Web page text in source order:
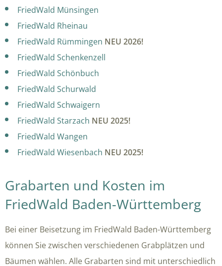
FriedWald Münsingen
FriedWald Rheinau
FriedWald Rümmingen NEU 2026!
FriedWald Schenkenzell
FriedWald Schönbuch
FriedWald Schurwald
FriedWald Schwaigern
FriedWald Starzach NEU 2025!
FriedWald Wangen
FriedWald Wiesenbach NEU 2025!
Grabarten und Kosten im
FriedWald Baden-Württemberg
Bei einer Beisetzung im FriedWald Baden-Württemberg
können Sie zwischen verschiedenen Grabplätzen und
Bäumen wählen. Alle Grabarten sind mit unterschiedlich